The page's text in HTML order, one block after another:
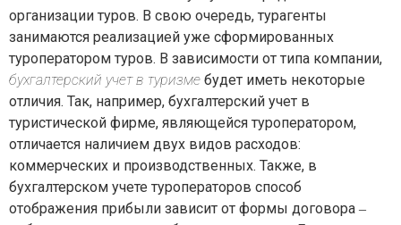
организации туров. В свою очередь, турагенты
занимаются реализацией уже сформированных
туроператором туров. В зависимости от типа компании,
бухгалтерский учет в туризме будет иметь некоторые
отличия. Так, например, бухгалтерский учет в
туристической фирме, являющейся туроператором,
отличается наличием двух видов расходов:
коммерческих и производственных. Также, в
бухгалтерском учете туроператоров способ
отображения прибыли зависит от формы договора ‒